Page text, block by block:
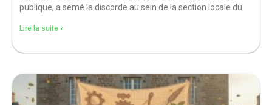
publique, a semé la discorde au sein de la section locale du
Lire la suite »